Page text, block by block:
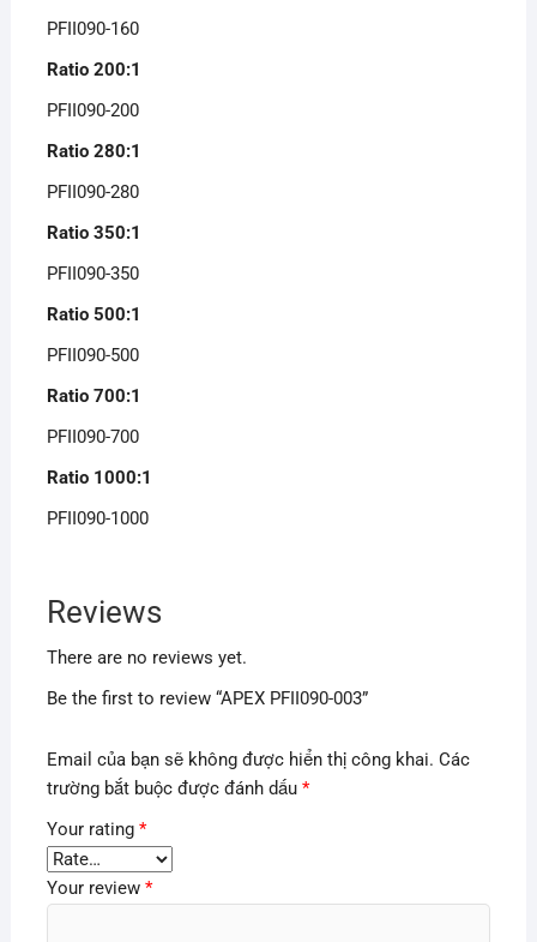
PFII090-160
Ratio 200:1
PFII090-200
Ratio 280:1
PFII090-280
Ratio 350:1
PFII090-350
Ratio 500:1
PFII090-500
Ratio 700:1
PFII090-700
Ratio 1000:1
PFII090-1000
Reviews
There are no reviews yet.
Be the first to review “APEX PFII090-003”
Email của bạn sẽ không được hiển thị công khai. Các
trường bắt buộc được đánh dấu *
Your rating *
Your review *